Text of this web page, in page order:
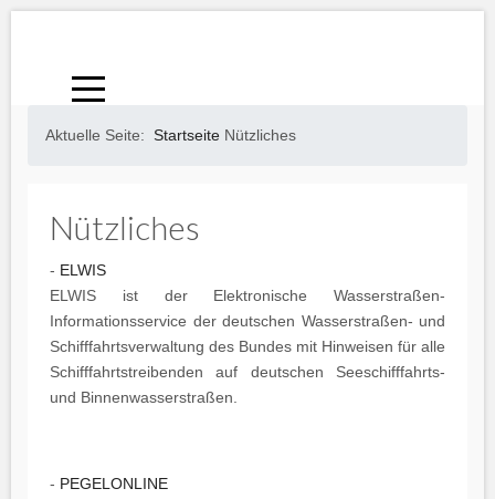
Aktuelle Seite: Startseite Nützliches
Nützliches
- ELWIS
ELWIS ist der Elektronische Wasserstraßen-
Informationsservice der deutschen Wasserstraßen- und
Schifffahrtsverwaltung des Bundes mit Hinweisen für alle
Schifffahrtstreibenden auf deutschen Seeschifffahrts-
und Binnenwasserstraßen.
- PEGELONLINE